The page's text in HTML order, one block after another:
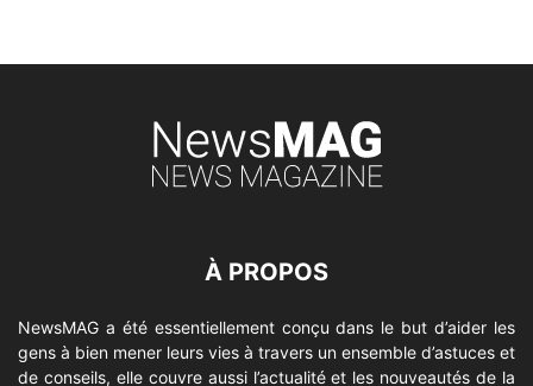
À PROPOS
NewsMAG a été essentiellement conçu dans le but d’aider les
gens à bien mener leurs vies à travers un ensemble d’astuces et
de conseils, elle couvre aussi l’actualité et les nouveautés de la